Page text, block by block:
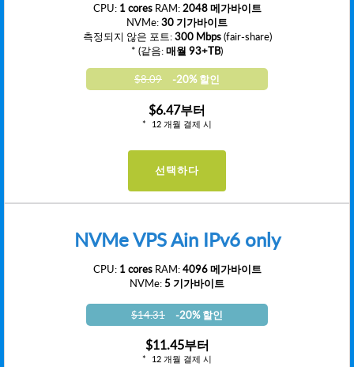
CPU: 1 coresRAM:2048 메가바이트
NVMe:30 기가바이트
측정되지 않은 포트:300 Mbps(fair-share)
* (같음:매월 93+TB)
$8.09
-20% 할인
$6.47부터
12 개월 결제 시
선택하다
NVMe VPS Ain IPv6 only
CPU: 1 coresRAM:4096 메가바이트
NVMe:5 기가바이트
$14.31 -20% 할인
$11.45부터
12 개월 결제 시